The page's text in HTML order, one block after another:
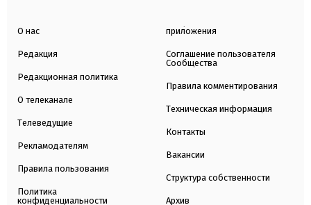
О нас
Редакция
Редакционная политика
О телеканале
Телеведущие
Рекламодателям
Правила пользования
Политика
конфиденциальности
приложения
Соглашение пользователя
Сообщества
Правила комментирования
Техническая информация
Контакты
Вакансии
Структура собственности
Архив